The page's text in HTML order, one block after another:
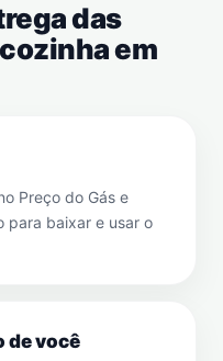
das
em
Preço do Gás e
para baixar e usar o
de você